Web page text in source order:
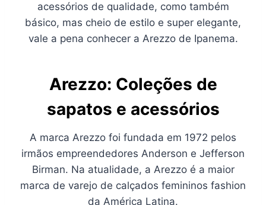
acessórios de qualidade, como também
básico, mas cheio de estilo e super elegante,
vale a pena conhecer a Arezzo de Ipanema.
Arezzo: Coleções de
sapatos e acessórios
A marca Arezzo foi fundada em 1972 pelos
irmãos empreendedores Anderson e Jefferson
Birman. Na atualidade, a Arezzo é a maior
marca de varejo de calçados femininos fashion
da América Latina.